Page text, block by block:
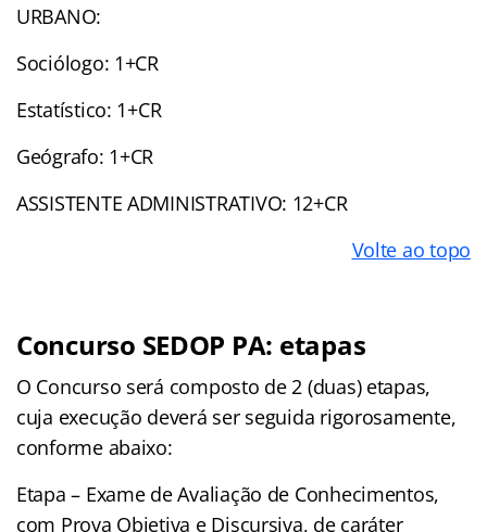
URBANO:
Sociólogo: 1+CR
Estatístico: 1+CR
Geógrafo: 1+CR
ASSISTENTE ADMINISTRATIVO: 12+CR
Volte ao topo
Concurso SEDOP PA: etapas
O Concurso será composto de 2 (duas) etapas,
cuja execução deverá ser seguida rigorosamente,
conforme abaixo:
Etapa – Exame de Avaliação de Conhecimentos,
com Prova Objetiva e Discursiva, de caráter